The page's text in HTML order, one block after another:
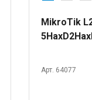
MikroTik
Арт. 64077